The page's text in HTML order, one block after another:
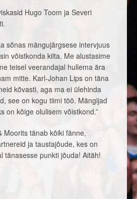
Hugo Toom ja Severi
sõnas mängujärgsese intervjuus
võistkonda kiita. Me alustasime
teisel veerandajal hullema ära
mitte. Karl-Johan Lips on täna
kõvasti, aga ma ei ülehinda
see on kogu tiimi töö. Mängijad
on kõige olulisem võistkond.”
Moorits tänab kõiki fänne,
ja taustajõude, kes on
tänasesse punkti jõuda! Aitäh!